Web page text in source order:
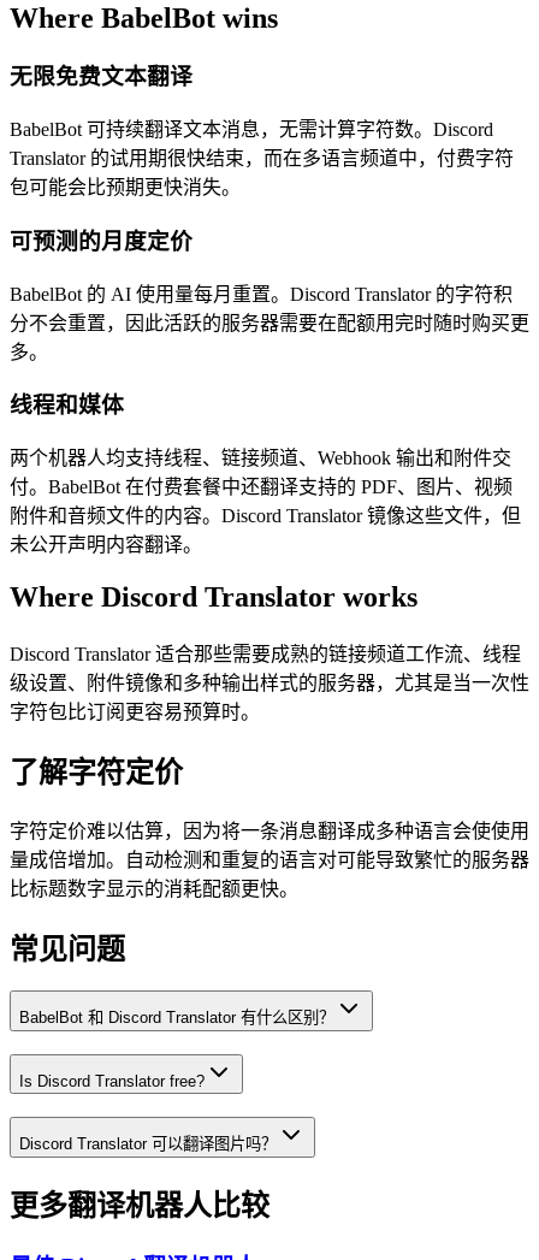
Where BabelBot wins
无限免费文本翻译
BabelBot 可持续翻译文本消息，无需计算字符数。Discord
Translator 的试用期很快结束，而在多语言频道中，付费字符
包可能会比预期更快消失。
可预测的月度定价
BabelBot 的 AI 使用量每月重置。Discord Translator 的字符积
分不会重置，因此活跃的服务器需要在配额用完时随时购买更
多。
线程和媒体
两个机器人均支持线程、链接频道、Webhook 输出和附件交
付。BabelBot 在付费套餐中还翻译支持的 PDF、图片、视频
附件和音频文件的内容。Discord Translator 镜像这些文件，但
未公开声明内容翻译。
Where Discord Translator works
Discord Translator 适合那些需要成熟的链接频道工作流、线程
级设置、附件镜像和多种输出样式的服务器，尤其是当一次性
字符包比订阅更容易预算时。
了解字符定价
字符定价难以估算，因为将一条消息翻译成多种语言会使使用
量成倍增加。自动检测和重复的语言对可能导致繁忙的服务器
比标题数字显示的消耗配额更快。
常见问题
BabelBot 和 Discord Translator 有什么区别？
Is Discord Translator free?
Discord Translator 可以翻译图片吗？
更多翻译机器人比较